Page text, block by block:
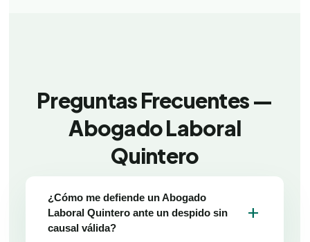
Preguntas Frecuentes —
Abogado Laboral
Quintero
¿Cómo me defiende un Abogado
Laboral Quintero ante un despido sin
causal válida?
add